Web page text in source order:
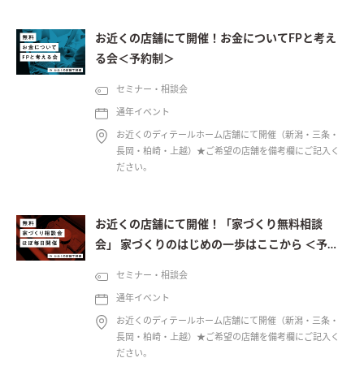
お近くの店舗にて開催！お金についてFPと考え
る会＜予約制＞
セミナー・相談会
通年イベント
お近くのディテールホーム店舗にて開催（新潟・三条・
長岡・柏崎・上越）★ご希望の店舗を備考欄にご記入く
ださい。
お近くの店舗にて開催！「家づくり無料相談
会」 家づくりのはじめの一歩はここから ＜予約
セミナー・相談会
通年イベント
お近くのディテールホーム店舗にて開催（新潟・三条・
長岡・柏崎・上越）★ご希望の店舗を備考欄にご記入く
ださい。